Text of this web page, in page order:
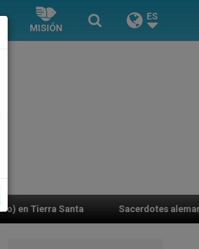
MISIÓN
ES
Sacerdotes alemanes fieles al Papa